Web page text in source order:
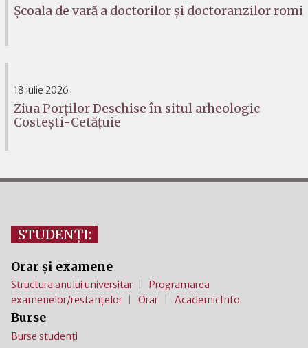
Școala de vară a doctorilor și doctoranzilor romi
18 iulie 2026
Ziua Porților Deschise în situl arheologic
Costești-Cetățuie
STUDENȚI:
Orar și examene
Structura anului universitar
Programarea
examenelor/restanțelor
Orar AcademicInfo
Burse
Burse studenți